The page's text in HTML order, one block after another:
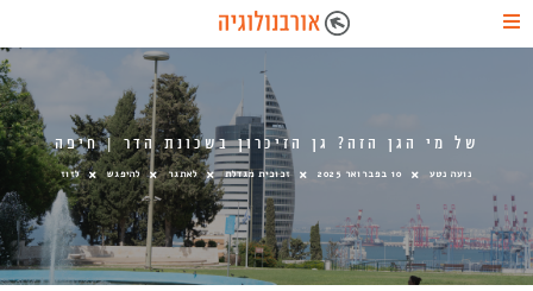
של מי הגן הזה? גן הזיכרון בשכונת הדר | חיפה
נועה נטע 10 בפברואר 2025 זכוכית מגדלת לאתגר להיפגש לזוז